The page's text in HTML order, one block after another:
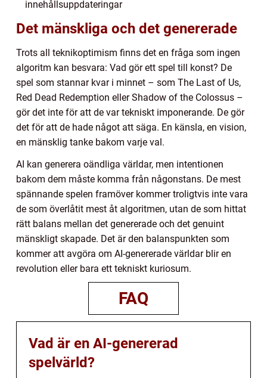
innehållsuppdateringar
Det mänskliga och det genererade
Trots all teknikoptimism finns det en fråga som ingen
algoritm kan besvara: Vad gör ett spel till konst? De
spel som stannar kvar i minnet – som The Last of Us,
Red Dead Redemption eller Shadow of the Colossus –
gör det inte för att de var tekniskt imponerande. De gör
det för att de hade något att säga. En känsla, en vision,
en mänsklig tanke bakom varje val.
AI kan generera oändliga världar, men intentionen
bakom dem måste komma från någonstans. De mest
spännande spelen framöver kommer troligtvis inte vara
de som överlåtit mest åt algoritmen, utan de som hittat
rätt balans mellan det genererade och det genuint
mänskligt skapade. Det är den balanspunkten som
kommer att avgöra om AI-genererade världar blir en
revolution eller bara ett tekniskt kuriosum.
FAQ
Vad är en AI-genererad
spelvärld?